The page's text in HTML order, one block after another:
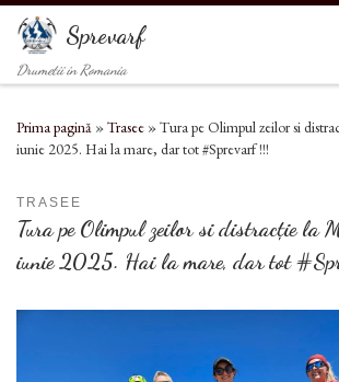
Sari la conținut
Sprevarf
Drumetii in Romania
Prima pagină »Trasee »Tura pe Olimpul zeilor si
iunie 2025. Hai la mare, dar tot #Sprevarf !!!
TRASEE
Tura pe Olimpul zeilor si distracție la
iunie 2025. Hai la mare, dar tot